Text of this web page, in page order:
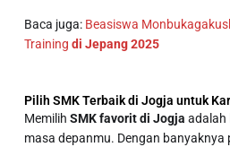
Baca juga: Beasiswa
Trainingdi Jepang 2025
Pilih SMK Terbaik di Jogja untuk
MemilihSMK favorit di Jogja adalah
masa depanmu. Dengan banyaknya